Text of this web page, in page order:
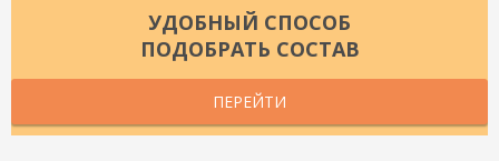
УДОБНЫЙ СПОСОБ
ПОДОБРАТЬ СОСТАВ
ПЕРЕЙТИ